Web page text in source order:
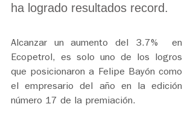
ha logrado resultados record.
Alcanzar un aumento del 3.7%  en
Ecopetrol, es solo uno de los logros
que posicionaron a Felipe Bayón como
el empresario del año en la edición
número 17 de la premiación.